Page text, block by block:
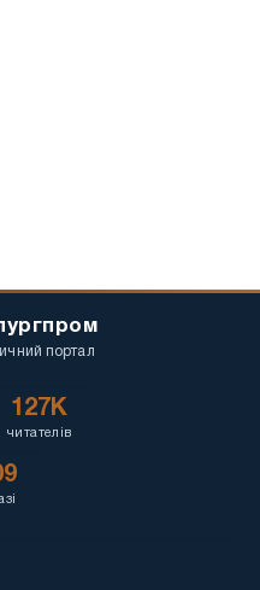
портал
127K
читателів